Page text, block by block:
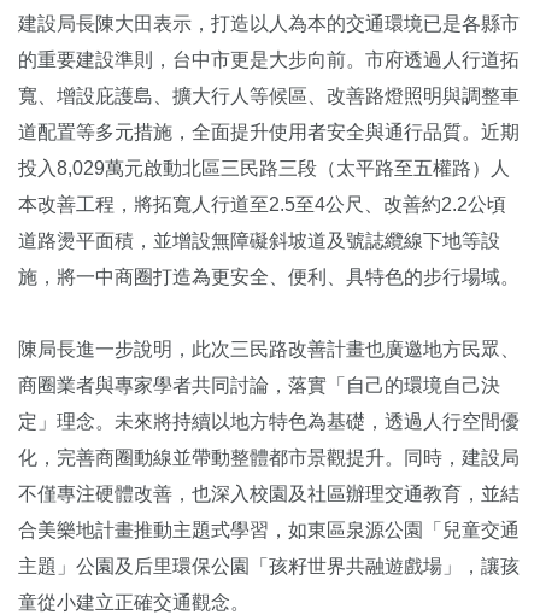
建設局長陳大田表示，打造以人為本的交通環境已是各縣市
的重要建設準則，台中市更是大步向前。市府透過人行道拓
寬、增設庇護島、擴大行人等候區、改善路燈照明與調整車
道配置等多元措施，全面提升使用者安全與通行品質。近期
投入8,029萬元啟動北區三民路三段（太平路至五權路）人
本改善工程，將拓寬人行道至2.5至4公尺、改善約2.2公頃
道路燙平面積，並增設無障礙斜坡道及號誌纜線下地等設
施，將一中商圈打造為更安全、便利、具特色的步行場域。
陳局長進一步說明，此次三民路改善計畫也廣邀地方民眾、
商圈業者與專家學者共同討論，落實「自己的環境自己決
定」理念。未來將持續以地方特色為基礎，透過人行空間優
化，完善商圈動線並帶動整體都市景觀提升。同時，建設局
不僅專注硬體改善，也深入校園及社區辦理交通教育，並結
合美樂地計畫推動主題式學習，如東區泉源公園「兒童交通
主題」公園及后里環保公園「孩籽世界共融遊戲場」，讓孩
童從小建立正確交通觀念。